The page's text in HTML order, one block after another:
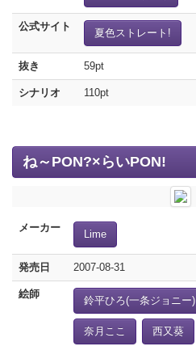
公式サイト
夏色ストレート!
抜き 59pt
シナリオ 110pt
ね～PON?×らいPON!
メーカー
Lime
発売日 2007-08-31
絵師
鈴平ひろ(一条ジョニー)
奈月ここ 西又葵